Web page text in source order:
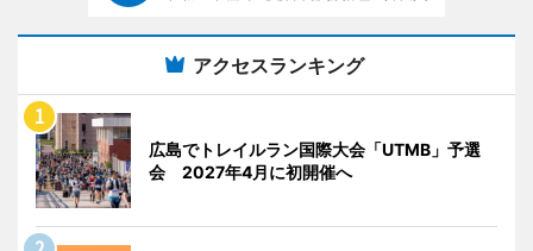
アクセスランキング
広島でトレイルラン国際大会「UTMB」予選
会 2027年4月に初開催へ